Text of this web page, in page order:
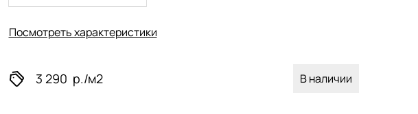
Посмотреть характеристики
3 290 р./м2 В наличии